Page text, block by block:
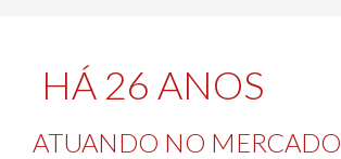
HÁ 26 ANOS
ATUANDO NO MERCADO